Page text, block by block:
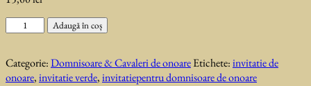
Cantitate
Adaugă în coș
Categorie:Domnisoare & Cavaleri de onoareEtichete:invitatie de
onoare,invitatie verde,invitatiepentru domnisoare de onoare